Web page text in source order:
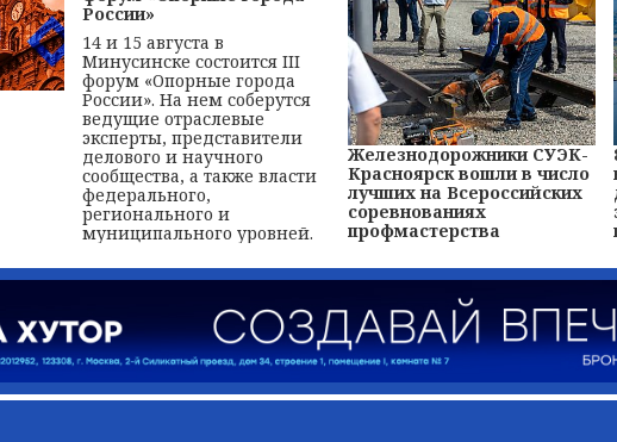
России»
14 и 15 августа в
Минусинске состоится III
форум «Опорные города
России». На нем соберутся
ведущие отраслевые
эксперты, представители
делового и научного
сообщества, а также власти
федерального,
регионального и
муниципального уровней.
Железнодорожники СУЭК-
Красноярск вошли в число
лучших на Всероссийских
соревнованиях
профмастерства